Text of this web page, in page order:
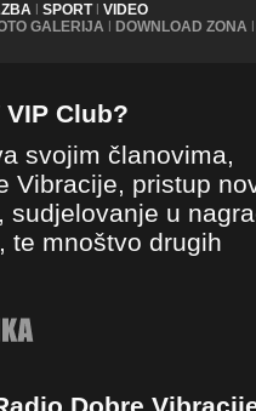
| SPORT | VIDEO
GALERIJA | DOWNLOAD ZONA |
Club?
svojim članovima,
Vibracije, pristup
sudjelovanje u
te mnoštvo drugih